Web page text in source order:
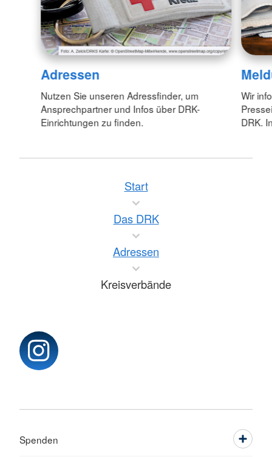
Adressen
Nutzen Sie unseren Adressfinder, um
Ansprechpartner und Infos über DRK-
Einrichtungen zu finden.
Wir
DRK.
Start
Das DRK
Adressen
Kreisverbände
Spenden